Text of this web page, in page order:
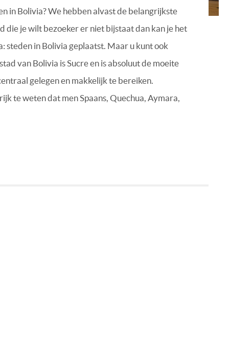
in Bolivia? We hebben alvast de belangrijkste
die je wilt bezoeker er niet bijstaat dan kan je het
steden in Bolivia geplaatst. Maar u kunt ook
van Bolivia is Sucre en is absoluut de moeite
gelegen en makkelijk te bereiken.
te weten dat men Spaans, Quechua, Aymara,